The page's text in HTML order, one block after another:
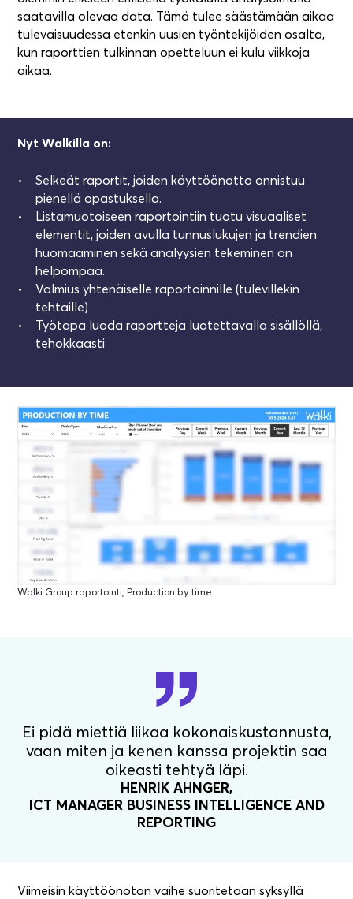
saatavilla olevaa data. Tämä tulee säästämään aikaa
tulevaisuudessa etenkin uusien työntekijöiden osalta,
kun raporttien tulkinnan opetteluun ei kulu viikkoja
aikaa.
Nyt Walkilla on:
Selkeät raportit, joiden käyttöönotto onnistuu
pienellä opastuksella.
Listamuotoiseen raportointiin tuotu visuaaliset
elementit, joiden avulla tunnuslukujen ja trendien
huomaaminen sekä analyysien tekeminen on
helpompaa.
Valmius yhtenäiselle raportoinnille (tulevillekin
tehtaille)
Työtapa luoda raportteja luotettavalla sisällöllä,
tehokkaasti
Walki Group raportointi, Production by time
Ei pidä miettiä liikaa kokonaiskustannusta,
vaan miten ja kenen kanssa projektin saa
oikeasti tehtyä läpi.
HENRIK AHNGER,
ICT MANAGER BUSINESS INTELLIGENCE AND
REPORTING
Viimeisin käyttöönoton vaihe suoritetaan syksyllä